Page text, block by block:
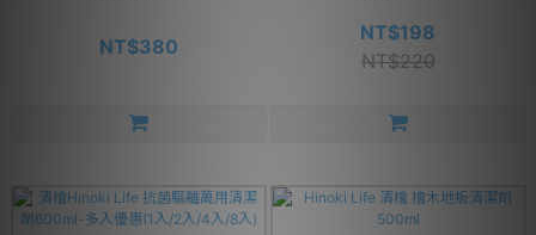
NT$380
NT$198
NT$220